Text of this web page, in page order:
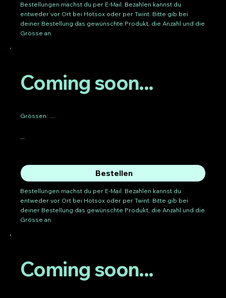
Bestellungen machst du per E-Mail. Bezahlen kannst du
entweder vor Ort bei Hotsox oder per Twint. Bitte gib bei
deiner Bestellung das gewünschte Produkt, die Anzahl und die
Grösse an.
Coming soon...
Grössen: ....
...
Bestellen
Bestellungen machst du per E-Mail. Bezahlen kannst du
entweder vor Ort bei Hotsox oder per Twint. Bitte gib bei
deiner Bestellung das gewünschte Produkt, die Anzahl und die
Grösse an.
Coming soon...